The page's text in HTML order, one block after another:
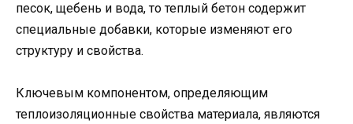
песок, щебень и вода, то теплый бетон содержит
специальные добавки, которые изменяют его
структуру и свойства.
Ключевым компонентом, определяющим
теплоизоляционные свойства материала, являются